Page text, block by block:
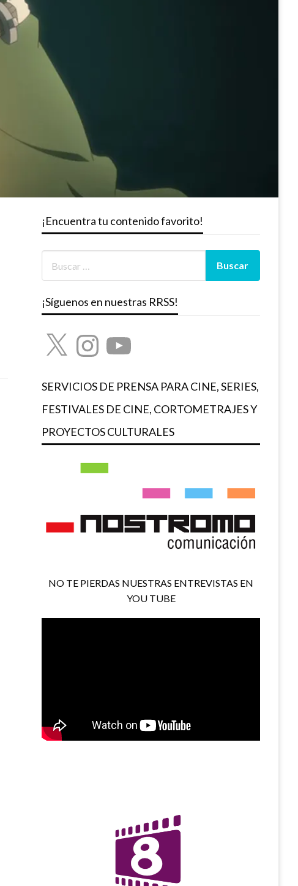
¡Encuentra tu contenido favorito!
¡Síguenos en nuestras RRSS!
X InstagramYouTube
SERVICIOS DE PRENSA PARA CINE, SERIES,
FESTIVALES DE CINE, CORTOMETRAJES Y
PROYECTOS CULTURALES
NO TE PIERDAS NUESTRAS ENTREVISTAS EN
YOU TUBE